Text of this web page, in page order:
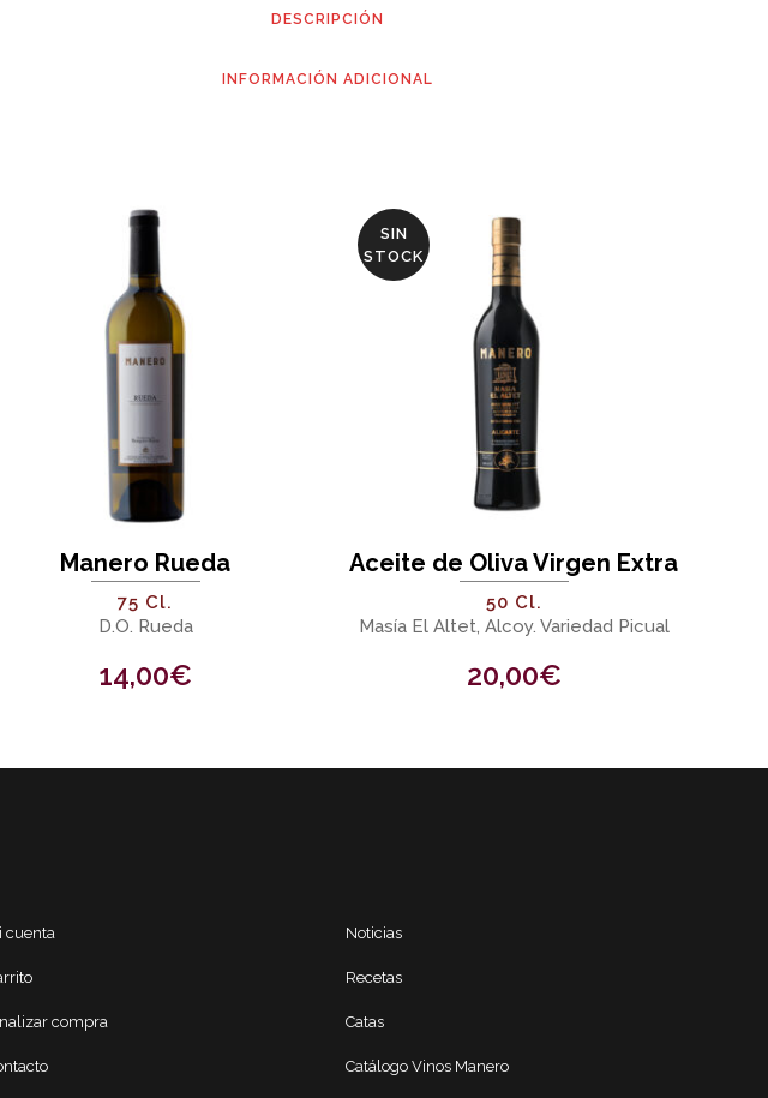
DESCRIPCIÓN
INFORMACIÓN ADICIONAL
Manero Rueda
75 Cl.
D.O. Rueda
14,00€
SIN
STOCK
Aceite de Oliva Virgen Extra
50 Cl.
Masía El Altet, Alcoy. Variedad Picual
20,00€
cuenta
compra
Noticias
Recetas
Catas
Catálogo Vinos Manero